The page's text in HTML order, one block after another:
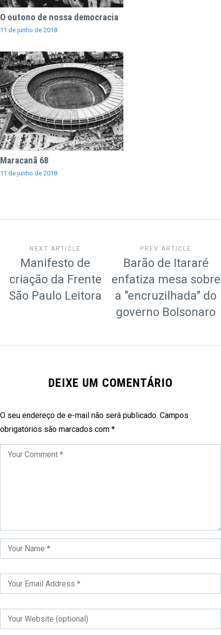
O outono de nossa democracia
11 de junho de 2018
Maracanã 68
11 de junho de 2018
NEXT ARTICLE
Manifesto de
criação da Frente
São Paulo Leitora
PREV ARTICLE
Barão de Itararé
enfatiza mesa sobre
a "encruzilhada" do
governo Bolsonaro
DEIXE UM COMENTÁRIO
O seu endereço de e-mail não será publicado. Campos
obrigatórios são marcados com *